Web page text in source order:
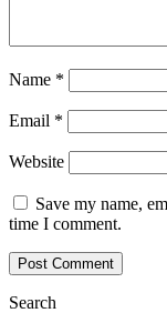
Name *
Email *
Website
Save my name,
time I comment.
Search